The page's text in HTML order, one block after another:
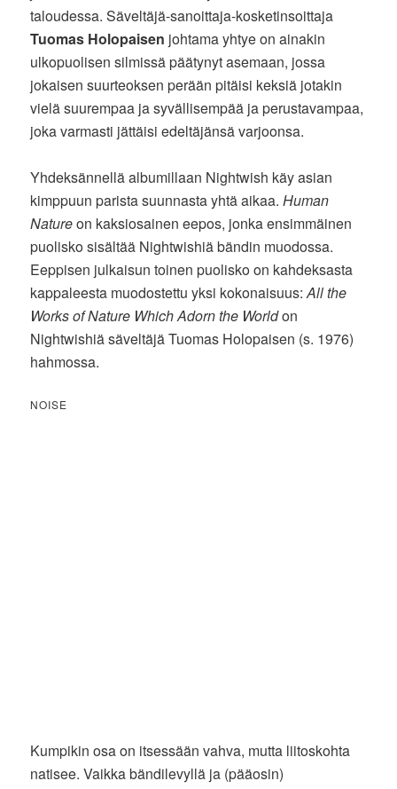
taloudessa. Säveltäjä-sanoittaja-kosketinsoittaja
Tuomas Holopaisen johtama yhtye on ainakin
ulkopuolisen silmissä päätynyt asemaan, jossa
jokaisen suurteoksen perään pitäisi keksiä jotakin
vielä suurempaa ja syvällisempää ja perustavampaa,
joka varmasti jättäisi edeltäjänsä varjoonsa.
Yhdeksännellä albumillaan Nightwish käy asian
kimppuun parista suunnasta yhtä aikaa.Human
Natureon kaksiosainen eepos, jonka ensimmäinen
puolisko sisältää Nightwishiä bändin muodossa.
Eeppisen julkaisun toinen puolisko on kahdeksasta
kappaleesta muodostettu yksi kokonaisuus:All the
Works of Nature Which Adorn the Worldon
Nightwishiä säveltäjä Tuomas Holopaisen (s. 1976)
hahmossa.
NOISE
Kumpikin osa on itsessään vahva, mutta liitoskohta
natisee. Vaikka bändilevyllä ja (pääosin)